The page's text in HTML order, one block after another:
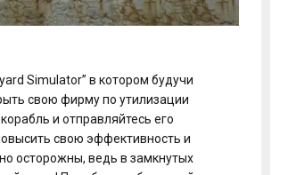
Simulator” в котором будучи
свою фирму по утилизации
и отправляйтесь его
свою эффективность и
осторожны, ведь в замкнутых